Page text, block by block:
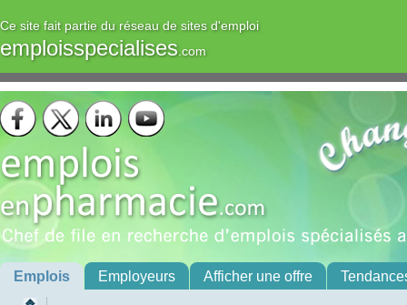
Ce site fait partie du réseau de sites d'emploi
emploisspecialises.com
Emplois Employeurs Afficher une offre